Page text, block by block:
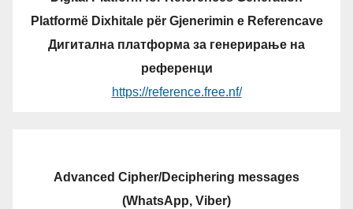
Platformë Dixhitale për Gjenerimin e Referencave
Дигитална платформа за генерирање на
референци
https://reference.free.nf/
Advanced Cipher/Deciphering messages
(WhatsApp, Viber)